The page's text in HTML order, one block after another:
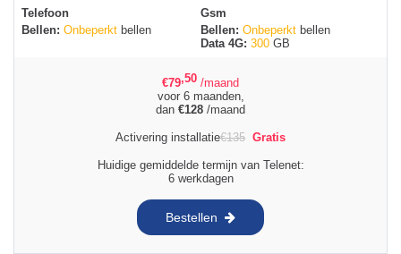
Telefoon
Bellen: Onbeperkt bellen
Gsm
Bellen: Onbeperkt bellen
Data 4G: 300 GB
€79,50 /maand
voor 6 maanden,
dan €128 /maand
Activering installatie€135 Gratis
Huidige gemiddelde termijn van Telenet:
6 werkdagen
Bestellen